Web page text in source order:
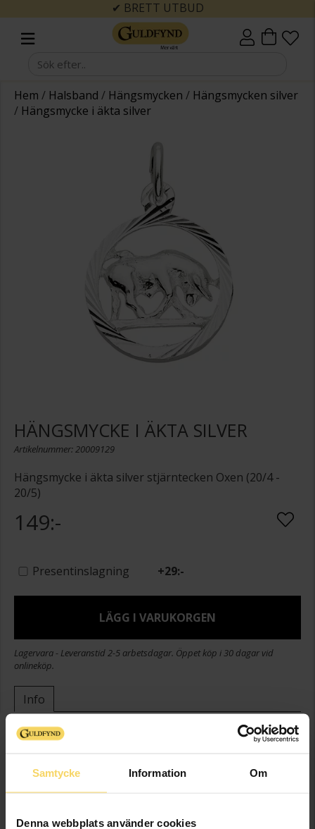
Samtycke Information Om
Denna webbplats använder cookies
✔ BRETT UTBUD
Hem / Halsband / Hängsmycken / Hängsmycken silver
/ Hängsmycke i äkta silver
HÄNGSMYCKE I ÄKTA SILVER
Artikelnummer: 20009129
Hängsmycke i äkta silver stjärntecken Oxen (20/4 -
20/5)
149:-
Presentinslagning +29:-
LÄGG I VARUKORGEN
Lagervara - Leveranstid 2-5 arbetsdagar. Öppet köp i 30 dagar vid
onlineköp.
Info
Bredd ca (mm)
Höjd ca (mm)
22
Varumärke